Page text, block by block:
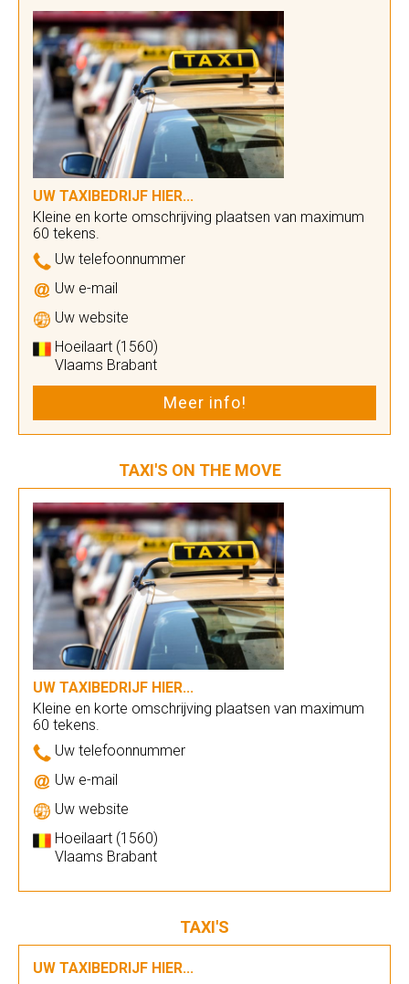
UW TAXIBEDRIJF HIER...
Kleine en korte omschrijving plaatsen van maximum
60 tekens.
Uw telefoonnummer
Uw e-mail
Uw website
Hoeilaart (1560)
Vlaams Brabant
Meer info!
TAXI'S ON THE MOVE
UW TAXIBEDRIJF HIER...
Kleine en korte omschrijving plaatsen van maximum
60 tekens.
Uw telefoonnummer
Uw e-mail
Uw website
Hoeilaart (1560)
Vlaams Brabant
TAXI'S
UW TAXIBEDRIJF HIER...